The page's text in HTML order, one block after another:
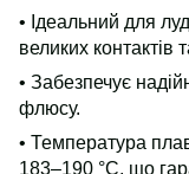
• Ідеальний для
великих контактів
• Забезпечує
флюсу.
• Температура
183–190 °C, що